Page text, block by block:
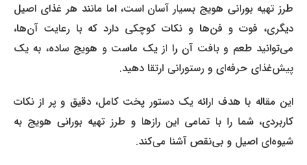
طرز تهیه بورانی هویج بسیار آسان است، اما مانند هر غذای اصیل
دیگری، فوت و فن‌ها و نکات کوچکی دارد که با رعایت آن‌ها،
می‌توانید طعم و بافت آن را از یک ماست و هویج ساده، به یک
پیش‌غذای حرفه‌ای و رستورانی ارتقا دهید.
این مقاله با هدف ارائه یک دستور پخت کامل، دقیق و پر از نکات
کاربردی، شما را با تمامی این رازها و طرز تهیه بورانی هویج به
شیوه‌ای اصیل و بی‌نقص آشنا می‌کند.